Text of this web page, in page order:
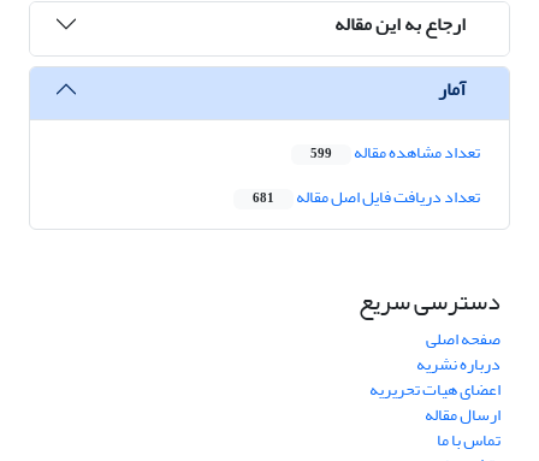
ارجاع به این مقاله
آمار
تعداد مشاهده مقاله 599
تعداد دریافت فایل اصل مقاله 681
دسترسی سریع
صفحه اصلی
درباره نشریه
اعضای هیات تحریریه
ارسال مقاله
تماس با ما